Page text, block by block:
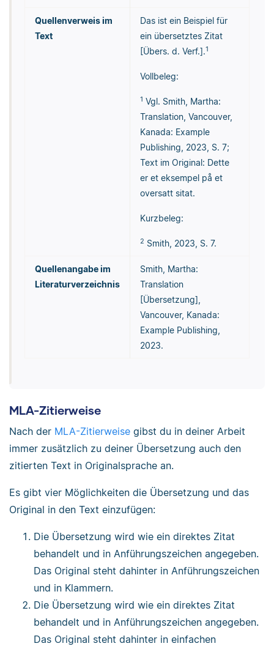
Quellenverweis im
Text
Das ist ein Beispiel für
ein übersetztes Zitat
[Übers. d. Verf.].1
Vollbeleg:
1 Vgl. Smith, Martha:
Translation, Vancouver,
Kanada: Example
Publishing, 2023, S. 7;
Text im Original: Dette
er et eksempel på et
oversatt sitat.
Kurzbeleg:
2 Smith, 2023, S. 7.
Quellenangabe im
Literaturverzeichnis
Smith, Martha:
Translation
[Übersetzung],
Vancouver, Kanada:
Example Publishing,
2023.
MLA-Zitierweise
Nach der MLA-Zitierweise gibst du in deiner Arbeit
immer zusätzlich zu deiner Übersetzung auch den
zitierten Text in Originalsprache an.
Es gibt vier Möglichkeiten die Übersetzung und das
Original in den Text einzufügen:
Die Übersetzung wird wie ein direktes Zitat
behandelt und in Anführungszeichen angegeben.
Das Original steht dahinter in Anführungszeichen
und in Klammern.
Die Übersetzung wird wie ein direktes Zitat
behandelt und in Anführungszeichen angegeben.
Das Original steht dahinter in einfachen